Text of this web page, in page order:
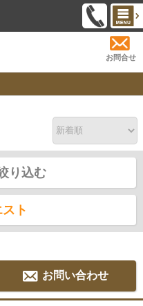
お問合せ
り込む
ト
お問い合わせ